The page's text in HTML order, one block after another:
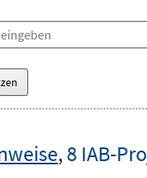
,8 IAB-